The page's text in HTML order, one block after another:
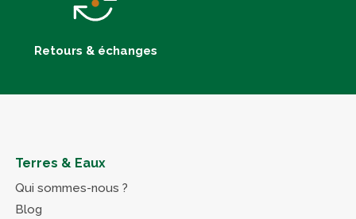
Retours & échanges
Terres & Eaux
Qui sommes-nous ?
Blog